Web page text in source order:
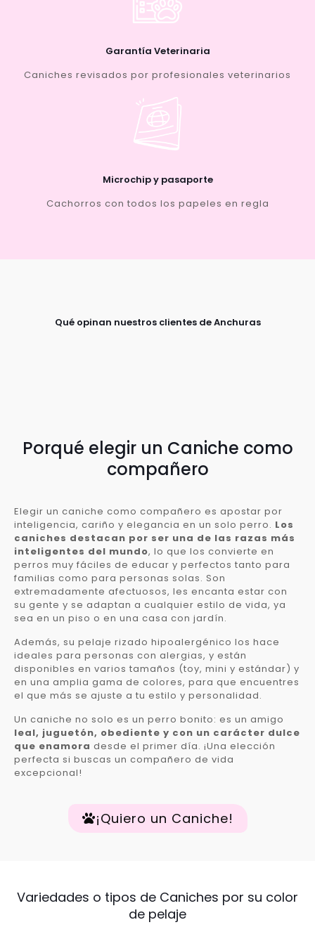
Garantía Veterinaria
Caniches revisados por profesionales veterinarios
Microchip y pasaporte
Cachorros con todos los papeles en regla
Qué opinan nuestros clientes de Anchuras
Porqué elegir un Caniche como
compañero
Elegir un caniche como compañero es apostar por
inteligencia, cariño y elegancia en un solo perro. Los
caniches destacan por ser una de las razas más
inteligentes del mundo, lo que los convierte en
perros muy fáciles de educar y perfectos tanto para
familias como para personas solas. Son
extremadamente afectuosos, les encanta estar con
su gente y se adaptan a cualquier estilo de vida, ya
sea en un piso o en una casa con jardín.
Además, su pelaje rizado hipoalergénico los hace
ideales para personas con alergias, y están
disponibles en varios tamaños (toy, mini y estándar) y
en una amplia gama de colores, para que encuentres
el que más se ajuste a tu estilo y personalidad.
Un caniche no solo es un perro bonito: es un amigo
leal, juguetón, obediente y con un carácter dulce
que enamora desde el primer día. ¡Una elección
perfecta si buscas un compañero de vida
excepcional!
¡Quiero un Caniche!
Variedades o tipos de Caniches por su color
de pelaje